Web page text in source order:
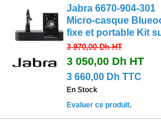
Jabra 6670-904-301
Micro-casque
fixe et portable Kit
3 970,00 DhHT
3 050,00 Dh HT
3 660,00 Dh TTC
En Stock
Evaluer ce produit.